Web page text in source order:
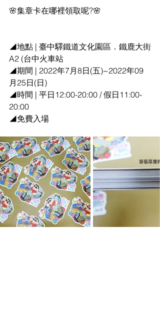
🌸集章卡在哪裡領取呢?🌸​
◢地點 | 臺中驛鐵道文化園區．鐵鹿大街
A2 (台中火車站
◢期間 | 2022年7月8日(五)~2022年09
月25日(日) ​
◢時間 | 平日12:00-20:00 / 假日11:00-
20:00​
◢免費入場​